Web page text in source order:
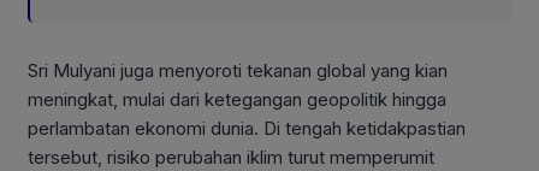
Sri Mulyani juga menyoroti tekanan global yang kian
meningkat, mulai dari ketegangan geopolitik hingga
perlambatan ekonomi dunia. Di tengah ketidakpastian
tersebut, risiko perubahan iklim turut memperumit